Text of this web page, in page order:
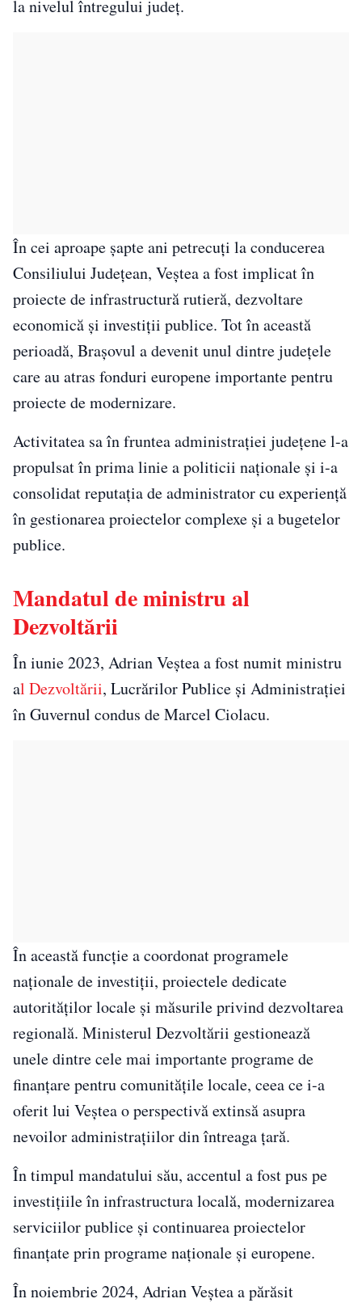
la nivelul întregului județ.
În cei aproape șapte ani petrecuți la conducerea
Consiliului Județean, Veștea a fost implicat în
proiecte de infrastructură rutieră, dezvoltare
economică și investiții publice. Tot în această
perioadă, Brașovul a devenit unul dintre județele
care au atras fonduri europene importante pentru
proiecte de modernizare.
Activitatea sa în fruntea administrației județene l-a
propulsat în prima linie a politicii naționale și i-a
consolidat reputația de administrator cu experiență
în gestionarea proiectelor complexe și a bugetelor
publice.
Mandatul de ministru al
Dezvoltării
În iunie 2023, Adrian Veștea a fost numit ministru
al Dezvoltării, Lucrărilor Publice și Administrației
în Guvernul condus de Marcel Ciolacu.
În această funcție a coordonat programele
naționale de investiții, proiectele dedicate
autorităților locale și măsurile privind dezvoltarea
regională. Ministerul Dezvoltării gestionează
unele dintre cele mai importante programe de
finanțare pentru comunitățile locale, ceea ce i-a
oferit lui Veștea o perspectivă extinsă asupra
nevoilor administrațiilor din întreaga țară.
În timpul mandatului său, accentul a fost pus pe
investițiile în infrastructura locală, modernizarea
serviciilor publice și continuarea proiectelor
finanțate prin programe naționale și europene.
În noiembrie 2024, Adrian Veștea a părăsit